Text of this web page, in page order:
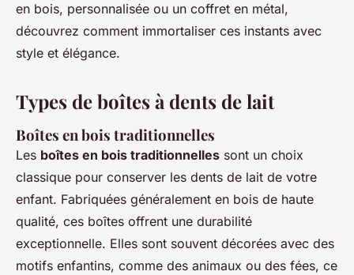
en bois, personnalisée ou un coffret en métal,
découvrez comment immortaliser ces instants avec
style et élégance.
Types de boîtes à dents de lait
Boîtes en bois traditionnelles
Les boîtes en bois traditionnelles sont un choix
classique pour conserver les dents de lait de votre
enfant. Fabriquées généralement en bois de haute
qualité, ces boîtes offrent une durabilité
exceptionnelle. Elles sont souvent décorées avec des
motifs enfantins, comme des animaux ou des fées, ce